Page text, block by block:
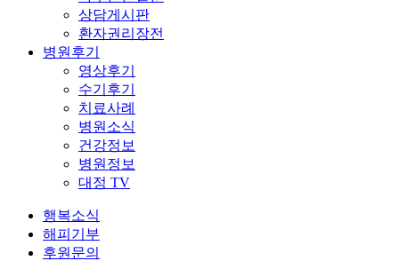
상담게시판
환자권리장전
병원후기
영상후기
수기후기
치료사례
병원소식
건강정보
병원정보
대정 TV
행복소식
해피기부
후원문의